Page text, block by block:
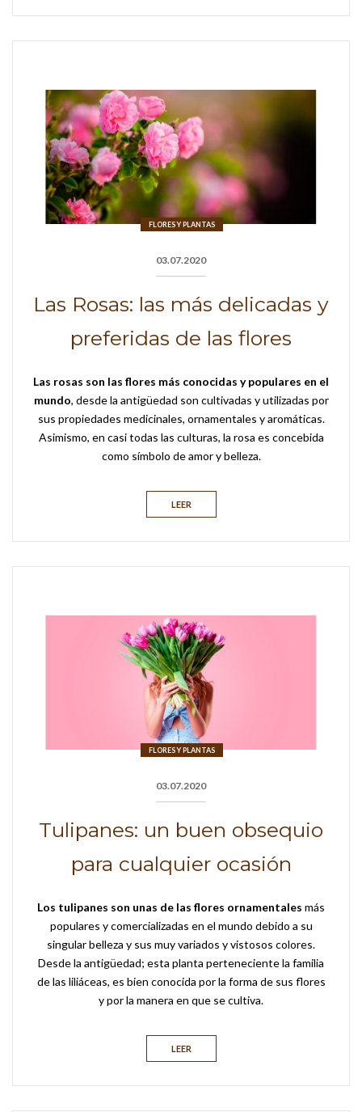
FLORES Y PLANTAS
03.07.2020
Las Rosas: las más delicadas y
preferidas de las flores
Las rosas son las flores más conocidas y populares en el
mundo, desde la antigüedad son cultivadas y utilizadas por
sus propiedades medicinales, ornamentales y aromáticas.
Asimismo, en casi todas las culturas, la rosa es concebida
como símbolo de amor y belleza.
LEER
FLORES Y PLANTAS
03.07.2020
Tulipanes: un buen obsequio
para cualquier ocasión
Los tulipanes son unas de las flores ornamentales más
populares y comercializadas en el mundo debido a su
singular belleza y sus muy variados y vistosos colores.
Desde la antigüedad; esta planta perteneciente la familia
de las liliáceas, es bien conocida por la forma de sus flores
y por la manera en que se cultiva.
LEER